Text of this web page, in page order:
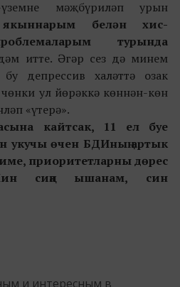
мәҗбүриләп урын
якыннарым белән хис-
турында
итте. Әгәр сез дә минем
депрессив халәттә озак
ул йөрәккә көннән-көн
«үтерә».
кайтсак, 11 ел буе
укучы өчен БДИның артык
приоритетларны дөрес
сиңа ышанам, син
и интересным в